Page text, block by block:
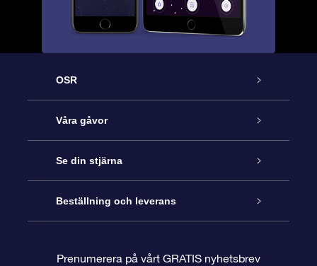
OSR
Kundtjänst
Kontakta oss
Blogg
Våra gåvor
Online-Stjärngåva
OSR Gåvopaket
Se din stjärna
Stjärnregiste
Beställning och leverans
Prenumerera på vårt GRATIS nyhetsbrev